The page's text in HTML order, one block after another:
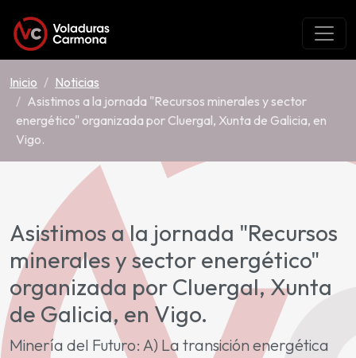
Inicio
Noticias
Asistimos a la jornada "Recursos minerales y sector
energético" organizada por Cluergal, Xunta de Galicia, en
Vigo.
Asistimos a la jornada "Recursos
minerales y sector energético"
organizada por Cluergal, Xunta
de Galicia, en Vigo.
Minería del Futuro: A) La transición energética